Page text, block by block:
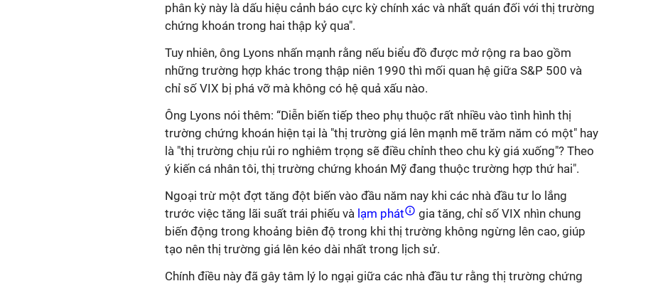
phân kỳ này là dấu hiệu cảnh báo cực kỳ chính xác và nhất quán đối với thị trường
chứng khoán trong hai thập kỷ qua".
Tuy nhiên, ông Lyons nhấn mạnh rằng nếu biểu đồ được mở rộng ra bao gồm
những trường hợp khác trong thập niên 1990 thì mối quan hệ giữa S&P 500 và
chỉ số VIX bị phá vỡ mà không có hệ quả xấu nào.
Ông Lyons nói thêm: “Diễn biến tiếp theo phụ thuộc rất nhiều vào tình hình thị
trường chứng khoán hiện tại là "thị trường giá lên mạnh mẽ trăm năm có một" hay
là "thị trường chịu rủi ro nghiêm trọng sẽ điều chỉnh theo chu kỳ giá xuống"? Theo
ý kiến cá nhân tôi, thị trường chứng khoán Mỹ đang thuộc trường hợp thứ hai".
Ngoại trừ một đợt tăng đột biến vào đầu năm nay khi các nhà đầu tư lo lắng
trước việc tăng lãi suất trái phiếu và lạm phát
gia tăng, chỉ số VIX nhìn chung
biến động trong khoảng biên độ trong khi thị trường không ngừng lên cao, giúp
tạo nên thị trường giá lên kéo dài nhất trong lịch sử.
Chính điều này đã gây tâm lý lo ngại giữa các nhà đầu tư rằng thị trường chứng